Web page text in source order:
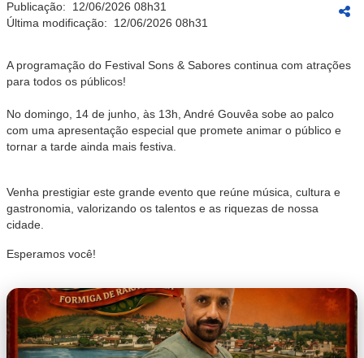
Publicação: 12/06/2026 08h31
Última modificação: 12/06/2026 08h31
A programação do Festival Sons & Sabores continua com atrações
para todos os públicos!
No domingo, 14 de junho, às 13h, André Gouvêa sobe ao palco
com uma apresentação especial que promete animar o público e
tornar a tarde ainda mais festiva.
Venha prestigiar este grande evento que reúne música, cultura e
gastronomia, valorizando os talentos e as riquezas de nossa
cidade.
Esperamos você!